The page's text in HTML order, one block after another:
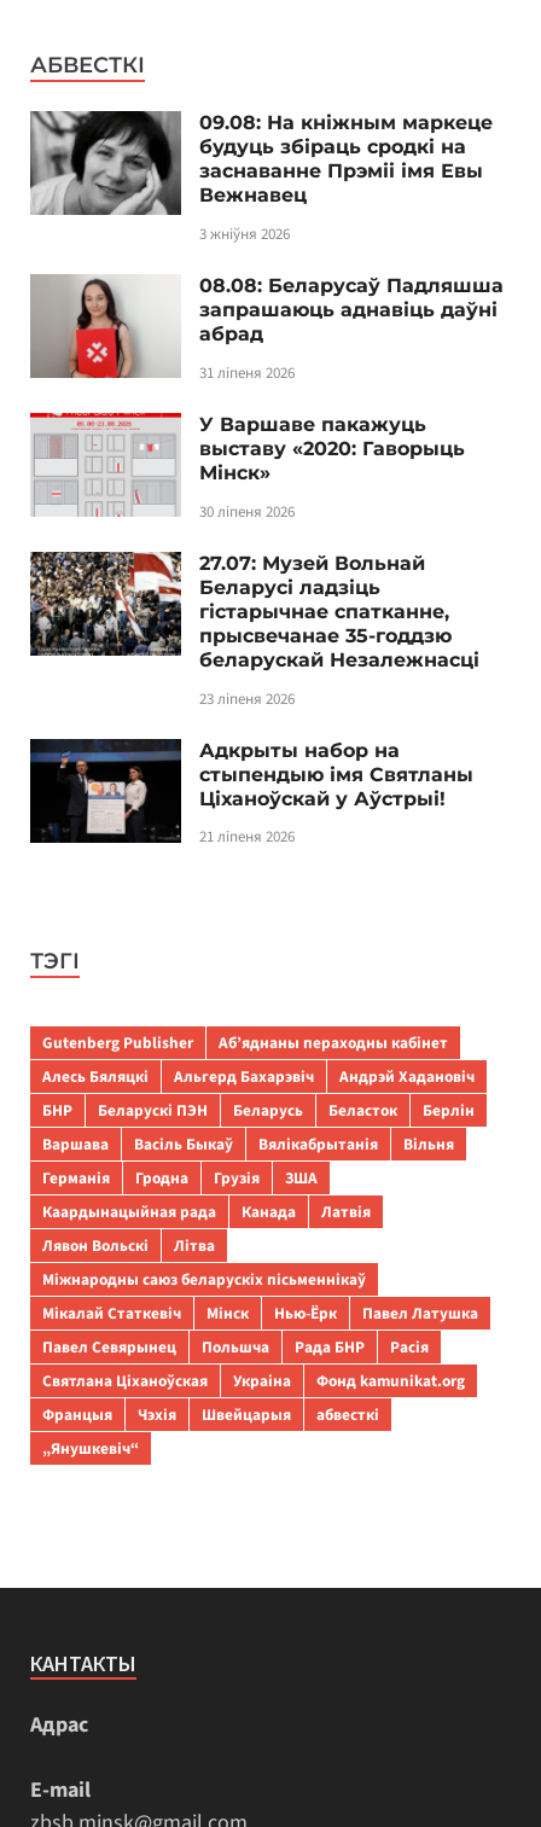
АБВЕСТКІ
09.08: На кніжным маркеце
будуць збіраць сродкі на
заснаванне Прэміі імя Евы
Вежнавец
3 жніўня 2026
08.08: Беларусаў Падляшша
запрашаюць аднавіць даўні
абрад
31 ліпеня 2026
У Варшаве пакажуць
выставу «2020: Гаворыць
Мінск»
30 ліпеня 2026
27.07: Музей Вольнай
Беларусі ладзіць
гістарычнае спатканне,
прысвечанае 35-годдзю
беларускай Незалежнасці
23 ліпеня 2026
Адкрыты набор на
стыпендыю імя Святланы
Ціханоўскай у Аўстрыі!
21 ліпеня 2026
ТЭГІ
Gutenberg Publisher
Аб’яднаны пераходны кабінет
Алесь Бяляцкі
Альгерд Бахарэвіч
Андрэй Хадановіч
БНР
Беларускі ПЭН Беларусь Беласток
Берлін
Варшава
Васіль Быкаў Вялікабрытанія
Вільня
Германія
Гродна Грузія
ЗША
Каардынацыйная рада
Канада
Латвія
Лявон Вольскі
Літва
Міжнародны саюз беларускіх пісьменнікаў
Мікалай Статкевіч
Мінск Нью-Ёрк
Павел Латушка
Павел Севярынец
Польшча Рада БНР
Расія
Святлана Ціханоўская
Украіна
Фонд kamunikat.org
Францыя
Чэхія Швейцарыя
абвесткі
„Янушкевіч“
КАНТАКТЫ
Адрас
E-mail